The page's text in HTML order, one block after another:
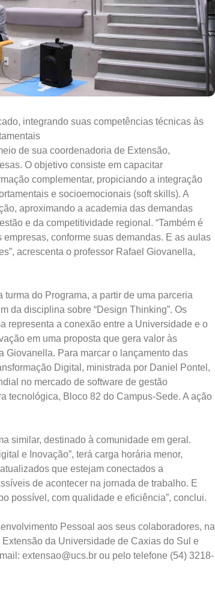
integrando suas competências técnicas às
de sua coordenadoria de Extensão,
O objetivo consiste em capacitar
complementar, propiciando a integração
e socioemocionais (soft skills). A
aproximando a academia das demandas
e da competitividade regional. “Também é
conforme suas demandas. E as aulas
acrescenta o professor Rafael Giovanella,
do Programa, a partir de uma parceria
da disciplina sobre “Design Thinking”. Os
representa a conexão entre a Universidade e o
em uma proposta que gera valor às
Giovanella. Para marcar o lançamento das
Digital, ministrada por Daniel Pontel,
no mercado de software de gestão
tecnológica, Bloco 82 do Campus-Sede. A ação
similar, destinado à comunidade em geral.
e Inovação”, terá carga horária menor,
que estejam conectados a
de acontecer na jornada de trabalho. E
possível, com qualidade e eficiência”, conclui.
Pessoal aos seus colaboradores, na
da Universidade de Caxias do Sul e
extensao@ucs.br ou pelo telefone (54) 3218-